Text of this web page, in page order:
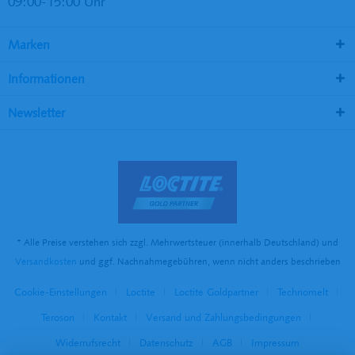
Marken
Informationen
Newsletter
* Alle Preise verstehen sich zzgl. Mehrwertsteuer (innerhalb Deutschland) und
Versandkosten und ggf. Nachnahmegebühren, wenn nicht anders beschrieben
Cookie-Einstellungen Loctite Loctite Goldpartner
Technomelt
Teroson
Kontakt
Versand und Zahlungsbedingungen
Widerrufsrecht
Datenschutz AGB Impressum